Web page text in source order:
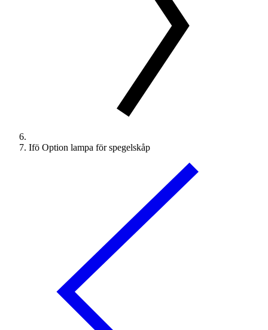
Ifö Option lampa för spegelskåp